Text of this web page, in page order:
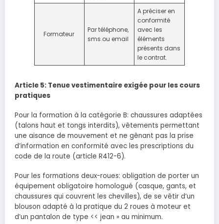
Formateur
Par téléphone,
sms ou email
A préciser en
conformité
avec les
éléments
présents dans
le contrat.
Article 5: Tenue vestimentaire exigée pour les cours
pratiques
Pour la formation à la catégorie B: chaussures adaptées
(talons haut et tongs interdits), vêtements permettant
une aisance de mouvement et ne gênant pas la prise
d’information en conformité avec les prescriptions du
code de la route (article R412-6).
Pour les formations deux-roues: obligation de porter un
équipement obligatoire homologué (casque, gants, et
chaussures qui couvrent les chevilles), de se vêtir d’un
blouson adapté à la pratique du 2 roues à moteur et
d’un pantalon de type << jean » au minimum.